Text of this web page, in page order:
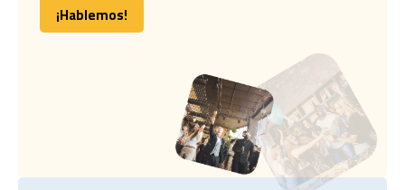
¡Hablemos!
¡Hablemos!